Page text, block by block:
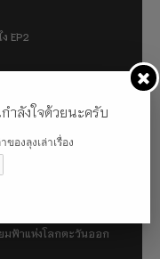
EP2
มฟ้าแห่งโลกตะวันออก
ำลังใจด้วยนะครับ